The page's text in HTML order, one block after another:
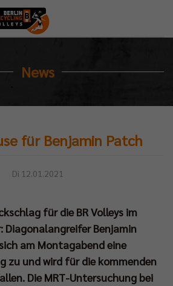
News
für Benjamin Patch
Di 12.01.2021
für die BR Volleys im
Diagonalangreifer Benjamin
am Montagabend eine
zu und wird für die kommenden
Die MRT-Untersuchung bei